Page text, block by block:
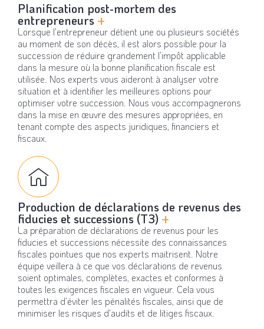
Planification post-mortem des
entrepreneurs +
Lorsque l’entrepreneur détient une ou plusieurs sociétés
au moment de son décès, il est alors possible pour la
succession de réduire grandement l’impôt applicable
dans la mesure où la bonne planification fiscale est
utilisée. Nos experts vous aideront à analyser votre
situation et à identifier les meilleures options pour
optimiser votre succession. Nous vous accompagnerons
dans la mise en œuvre des mesures appropriées, en
tenant compte des aspects juridiques, financiers et
fiscaux.
Production de déclarations de revenus des
fiducies et successions (T3) +
La préparation de déclarations de revenus pour les
fiducies et successions nécessite des connaissances
fiscales pointues que nos experts maitrisent. Notre
équipe veillera à ce que vos déclarations de revenus
soient optimales, complètes, exactes et conformes à
toutes les exigences fiscales en vigueur. Cela vous
permettra d’éviter les pénalités fiscales, ainsi que de
minimiser les risques d'audits et de litiges fiscaux.